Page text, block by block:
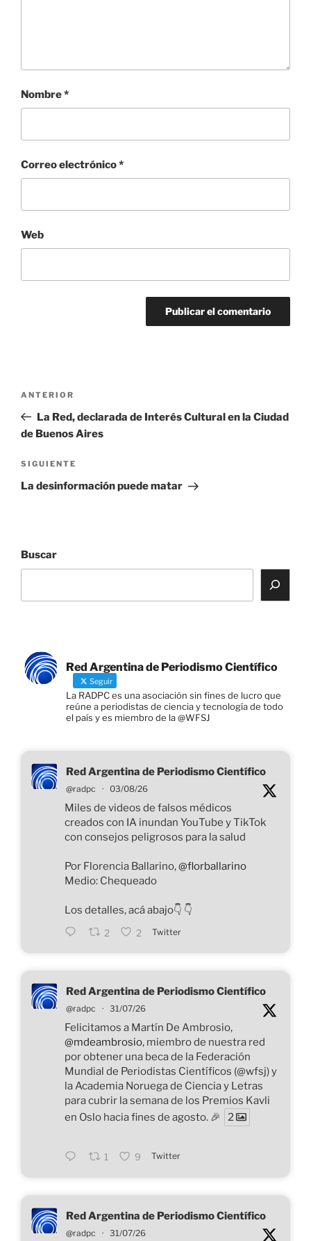
Nombre*
Correo electrónico*
Web
entradas
Entrada
anterior:
ANTERIOR
La Red, declarada de Interés Cultural en la Ciudad
de Buenos Aires
Siguiente
entrada
SIGUIENTE
La desinformación puede matar
Buscar
Red Argentina de Periodismo Científico
Seguir
La RADPC es una asociación sin fines de lucro que
reúne a periodistas de ciencia y tecnología de todo
el país y es miembro de la @WFSJ
Red Argentina de Periodismo Científico
@radpc · 03/08/26
Miles de videos de falsos médicos
creados con IA inundan YouTube y TikTok
con consejos peligrosos para la salud
Por Florencia Ballarino,@florballarino
Medio: Chequeado
Los detalles, acá abajo👇️ 👇️
2 2 Twitter
Red Argentina de Periodismo Científico
@radpc · 31/07/26
Felicitamos a Martín De Ambrosio,
@mdeambrosio, miembro de nuestra red
por obtener una beca de la Federación
Mundial de Periodistas Científicos (@wfsj) y
la Academia Noruega de Ciencia y Letras
para cubrir la semana de los Premios Kavli
en Oslo hacia fines de agosto. 🎉
2
1 9 Twitter
Red Argentina de Periodismo Científico
@radpc · 31/07/26